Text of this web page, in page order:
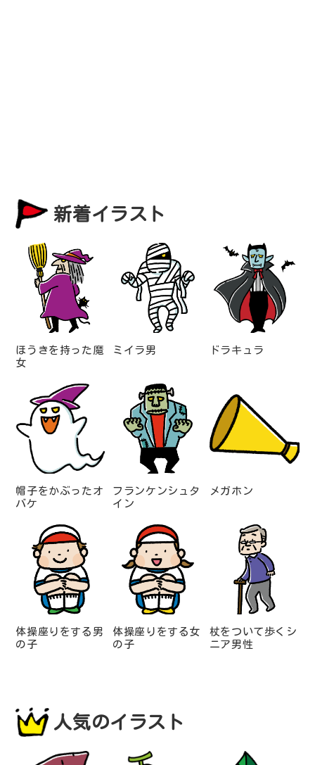
新着イラスト
ほうきを持った魔
女
ミイラ男 ドラキュラ
帽子をかぶったオ
バケ
フランケンシュタ
イン
メガホン
体操座りをする男
の子
体操座りをする女
の子
杖をついて歩くシ
ニア男性
人気のイラスト